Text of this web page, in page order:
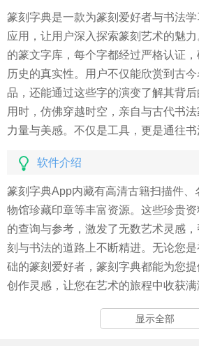
篆刻字典是一款为篆刻爱好者与书法
应用，让用户深入探索篆刻艺术的魅
的篆文字库，每个字都经过严格认证
历史的真实性。用户不仅能欣赏到古
品，还能通过这些字的演变了解其背
用时，仿佛穿越时空，亲自与古代书
力量与美感。不仅是工具，更是通往书
软件介绍
篆刻字典App内藏有高清古籍扫描件、
物馆珍藏印章等丰富资源。这些珍贵
的查询与参考，激发了无数艺术灵感
刻与书法的道路上不断精进。无论您
础的篆刻爱好者，篆刻字典都能为您
创作灵感，让您在艺术的旅程中收获满
显示全部